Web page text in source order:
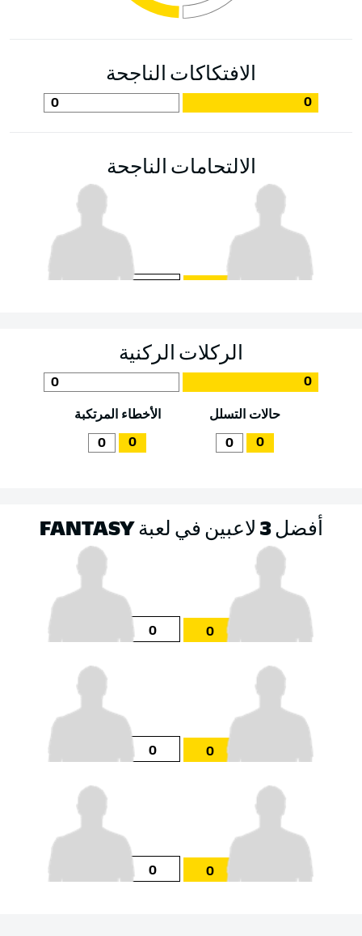
الافتكاكات الناجحة
0
0
الالتحامات الناجحة
الركلات الركنية
0
0
حالات التسلل
0
0
الأخطاء المرتكبة
0
0
أفضل 3 لاعبين في لعبة FANTASY
0
0
0
0
0
0